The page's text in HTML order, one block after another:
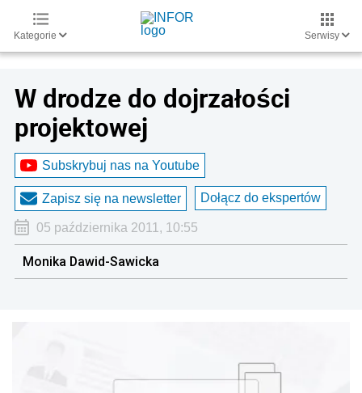
Kategorie Serwisy
W drodze do dojrzałości
projektowej
Subskrybuj nas na Youtube
Zapisz się na newsletter Dołącz do ekspertów
05 października 2011, 10:55
Monika Dawid-Sawicka